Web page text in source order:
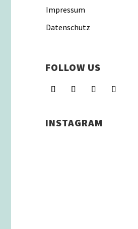
Impressum
Datenschutz
FOLLOW US
INSTAGRAM